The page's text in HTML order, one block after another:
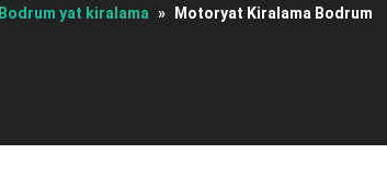
Bodrum yat kiralama » Motoryat Kiralama Bodrum